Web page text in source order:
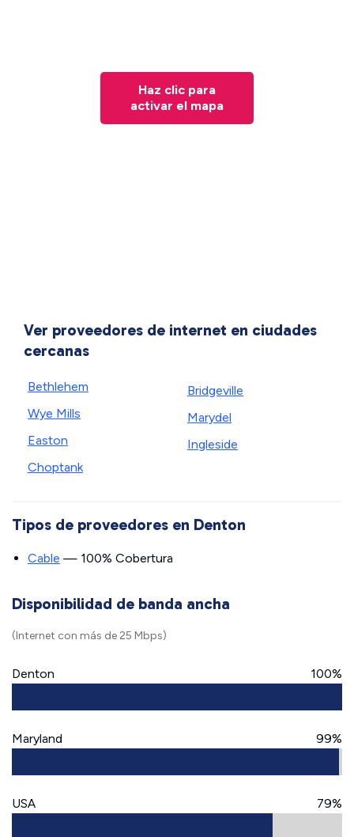
Haz clic para
activar el mapa
Ver proveedores de internet en ciudades
cercanas
Bethlehem
Wye Mills
Easton
Choptank
Bridgeville
Marydel
Ingleside
Tipos de proveedores en Denton
Cable — 100% Cobertura
Disponibilidad de banda ancha
(Internet con más de 25 Mbps)
Denton 100%
Maryland 99%
USA 79%